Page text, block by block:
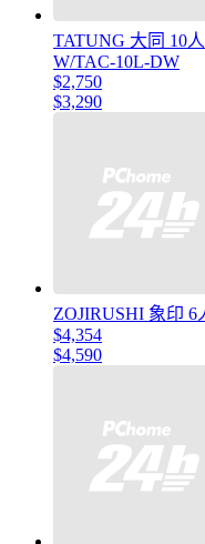
TATUNG 大同 10
W/TAC-10L-DW
$2,750
$3,290
ZOJIRUSHI 象印
$4,354
$4,590